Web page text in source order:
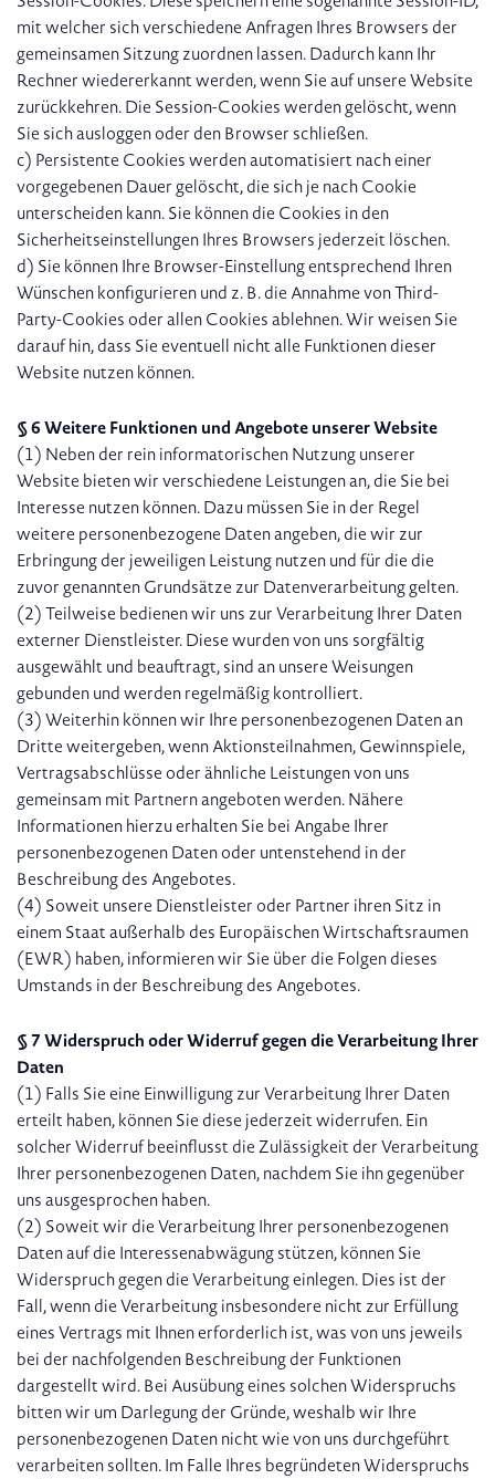
mit welcher sich verschiedene Anfragen Ihres Browsers der
gemeinsamen Sitzung zuordnen lassen. Dadurch kann Ihr
Rechner wiedererkannt werden, wenn Sie auf unsere Website
zurückkehren. Die Session-Cookies werden gelöscht, wenn
Sie sich ausloggen oder den Browser schließen.
c) Persistente Cookies werden automatisiert nach einer
vorgegebenen Dauer gelöscht, die sich je nach Cookie
unterscheiden kann. Sie können die Cookies in den
Sicherheitseinstellungen Ihres Browsers jederzeit löschen.
d) Sie können Ihre Browser-Einstellung entsprechend Ihren
Wünschen konfigurieren und z. B. die Annahme von Third-
Party-Cookies oder allen Cookies ablehnen. Wir weisen Sie
darauf hin, dass Sie eventuell nicht alle Funktionen dieser
Website nutzen können.
§ 6 Weitere Funktionen und Angebote unserer Website
(1) Neben der rein informatorischen Nutzung unserer
Website bieten wir verschiedene Leistungen an, die Sie bei
Interesse nutzen können. Dazu müssen Sie in der Regel
weitere personenbezogene Daten angeben, die wir zur
Erbringung der jeweiligen Leistung nutzen und für die die
zuvor genannten Grundsätze zur Datenverarbeitung gelten.
(2) Teilweise bedienen wir uns zur Verarbeitung Ihrer Daten
externer Dienstleister. Diese wurden von uns sorgfältig
ausgewählt und beauftragt, sind an unsere Weisungen
gebunden und werden regelmäßig kontrolliert.
(3) Weiterhin können wir Ihre personenbezogenen Daten an
Dritte weitergeben, wenn Aktionsteilnahmen, Gewinnspiele,
Vertragsabschlüsse oder ähnliche Leistungen von uns
gemeinsam mit Partnern angeboten werden. Nähere
Informationen hierzu erhalten Sie bei Angabe Ihrer
personenbezogenen Daten oder untenstehend in der
Beschreibung des Angebotes.
(4) Soweit unsere Dienstleister oder Partner ihren Sitz in
einem Staat außerhalb des Europäischen Wirtschaftsraumen
(EWR) haben, informieren wir Sie über die Folgen dieses
Umstands in der Beschreibung des Angebotes.
§ 7 Widerspruch oder Widerruf gegen die Verarbeitung Ihrer
Daten
(1) Falls Sie eine Einwilligung zur Verarbeitung Ihrer Daten
erteilt haben, können Sie diese jederzeit widerrufen. Ein
solcher Widerruf beeinflusst die Zulässigkeit der Verarbeitung
Ihrer personenbezogenen Daten, nachdem Sie ihn gegenüber
uns ausgesprochen haben.
(2) Soweit wir die Verarbeitung Ihrer personenbezogenen
Daten auf die Interessenabwägung stützen, können Sie
Widerspruch gegen die Verarbeitung einlegen. Dies ist der
Fall, wenn die Verarbeitung insbesondere nicht zur Erfüllung
eines Vertrags mit Ihnen erforderlich ist, was von uns jeweils
bei der nachfolgenden Beschreibung der Funktionen
dargestellt wird. Bei Ausübung eines solchen Widerspruchs
bitten wir um Darlegung der Gründe, weshalb wir Ihre
personenbezogenen Daten nicht wie von uns durchgeführt
verarbeiten sollten. Im Falle Ihres begründeten Widerspruchs